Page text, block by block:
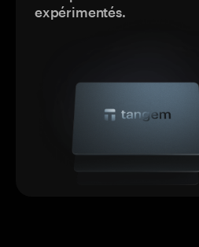
expérimentés.